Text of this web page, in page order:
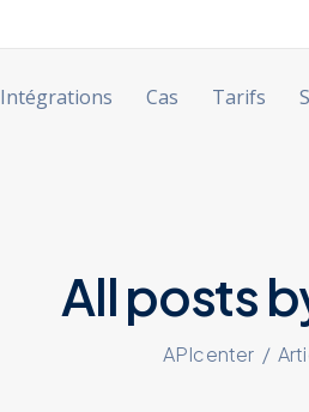
Intégrations Cas Tarifs
All posts
APIcenter /